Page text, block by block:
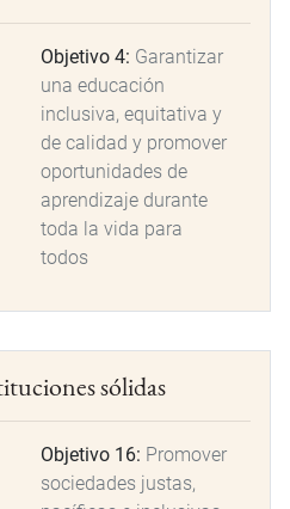
Objetivo 4: Garantizar
una educación
inclusiva, equitativa y
de calidad y promover
oportunidades de
aprendizaje durante
toda la vida para
todos
sólidas
Objetivo 16: Promover
sociedades justas,